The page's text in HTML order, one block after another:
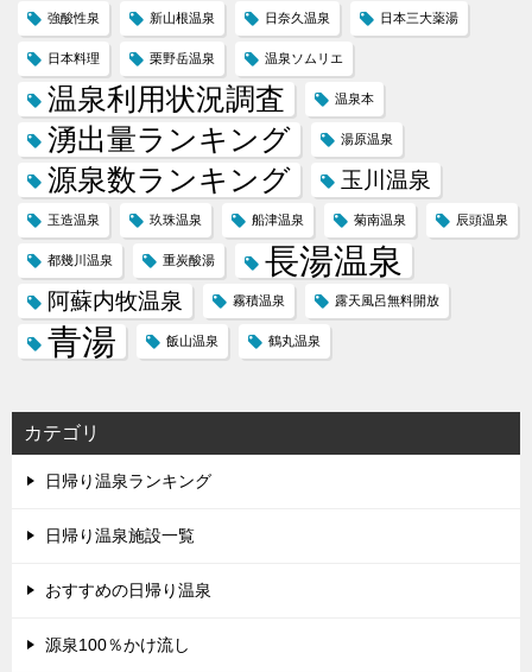
強酸性泉 新山根温泉 日奈久温泉 日本三大薬湯
日本料理 栗野岳温泉 温泉ソムリエ
温泉利用状況調査 温泉本
湧出量ランキング 湯原温泉
源泉数ランキング 玉川温泉
玉造温泉 玖珠温泉 船津温泉 菊南温泉 辰頭温泉
都幾川温泉 重炭酸湯 長湯温泉
阿蘇内牧温泉 霧積温泉 露天風呂無料開放
青湯 飯山温泉 鶴丸温泉
カテゴリ
日帰り温泉ランキング
日帰り温泉施設一覧
おすすめの日帰り温泉
源泉100％かけ流し